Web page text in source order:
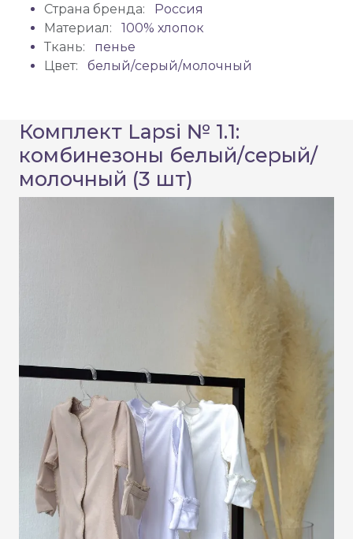
Страна бренда:
Россия
Материал:
100% хлопок
Ткань:
пенье
Цвет:
белый/серый/молочный
Комплект Lapsi № 1.1:
комбинезоны белый/серый/
молочный (3 шт)